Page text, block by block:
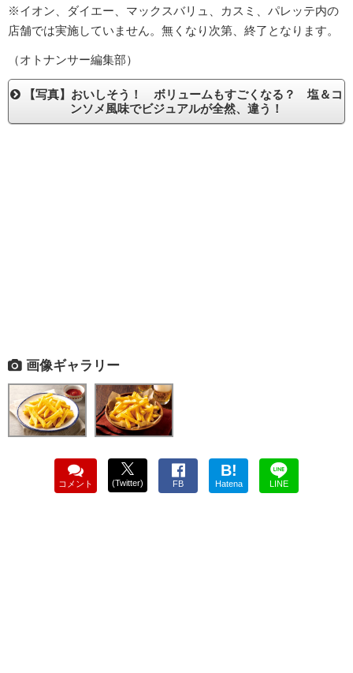
※イオン、ダイエー、マックスバリュ、カスミ、パレッテ内の
店舗では実施していません。無くなり次第、終了となります。
（オトナンサー編集部）
【写真】おいしそう！ ボリュームもすごくなる？ 塩＆コ
ンソメ風味でビジュアルが全然、違う！
画像ギャラリー
コメント (Twitter) FB
B!
Hatena LINE